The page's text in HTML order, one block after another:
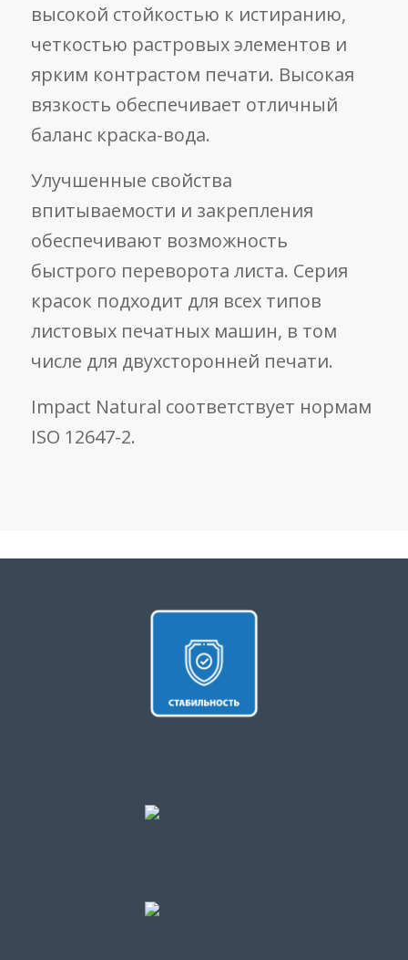
высокой стойкостью к истиранию,
четкостью растровых элементов и
ярким контрастом печати. Высокая
вязкость обеспечивает отличный
баланс краска-вода.
Улучшенные свойства
впитываемости и закрепления
обеспечивают возможность
быстрого переворота листа. Серия
красок подходит для всех типов
листовых печатных машин, в том
числе для двухсторонней печати.
Impact Natural соответствует нормам
ISO 12647-2.